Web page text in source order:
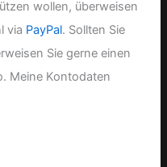
wollen, überweisen
via PayPal. Sollten Sie
Sie gerne einen
Meine Kontodaten